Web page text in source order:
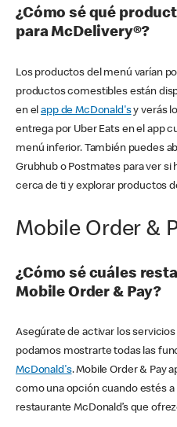
¿Cómo sé qué
para McDelivery®?
Los productos del menú varían
productos comestibles están
en elapp de McDonald'sy verás
entrega por Uber Eats en el app
menú inferior. También puedes
Grubhub o Postmates para ver si
cerca de ti y explorar productos
Mobile Order &
¿Cómo sé cuáles
Mobile Order & Pay?
Asegúrate de activar los
podamos mostrarte todas las
McDonald's. Mobile Order & Pay
como una opción cuando estés a
restaurante McDonald’s que